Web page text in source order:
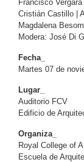
Francisco
Cristián Castillo |
Magdalena
Modera: José Di
Fecha_
Martes 07 de
Lugar_
Auditorio FCV
Edificio de
Organiza_
Royal College of
Escuela de